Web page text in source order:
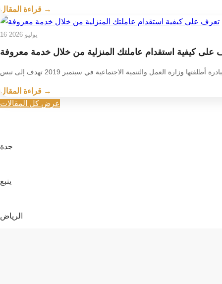
قراءة المقال →
16 يوليو 2026
على كيفية استقدام عاملتك المنزلية من خلال خدمة معروفة
قراءة المقال →
عرض كل المقالات
جدة
ينبع
الرياض